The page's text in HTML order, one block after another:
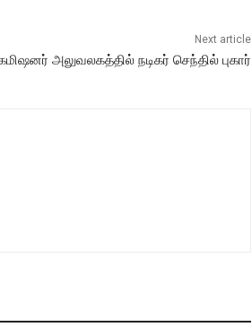
Next article
அலுவலகத்தில் நடிகர் செந்தில் புகார்